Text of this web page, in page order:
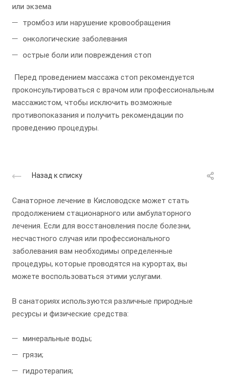
или экзема
тромбоз или нарушение кровообращения
онкологические заболевания
острые боли или повреждения стоп
Перед проведением массажа стоп рекомендуется
проконсультироваться с врачом или профессиональным
массажистом, чтобы исключить возможные
противопоказания и получить рекомендации по
проведению процедуры.
Назад к списку
Санаторное лечение в Кисловодске может стать
продолжением стационарного или амбулаторного
лечения. Если для восстановления после болезни,
несчастного случая или профессионального
заболевания вам необходимы определенные
процедуры, которые проводятся на курортах, вы
можете воспользоваться этими услугами.
В санаториях используются различные природные
ресурсы и физические средства:
минеральные воды;
грязи;
гидротерапия;